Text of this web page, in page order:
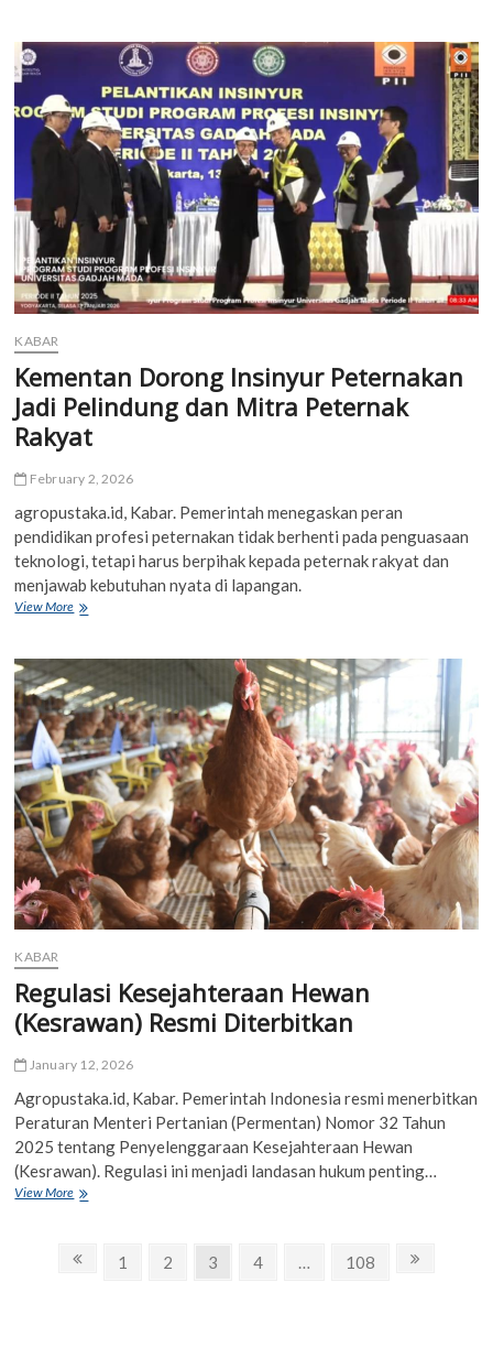
20
Danantara
—
Mengapa
Keahlian
Sawit
Adalah
Kunci?
KABAR
Kementan Dorong Insinyur Peternakan
Jadi Pelindung dan Mitra Peternak
Rakyat
February 2, 2026
agropustaka.id, Kabar. Pemerintah menegaskan peran
pendidikan profesi peternakan tidak berhenti pada penguasaan
teknologi, tetapi harus berpihak kepada peternak rakyat dan
menjawab kebutuhan nyata di lapangan.
View MoreKementan
Peternakan
Jadi
Pelindung
dan
Mitra
Peternak
Rakyat
KABAR
Regulasi Kesejahteraan Hewan
(Kesrawan) Resmi Diterbitkan
January 12, 2026
Agropustaka.id, Kabar. Pemerintah Indonesia resmi menerbitkan
Peraturan Menteri Pertanian (Permentan) Nomor 32 Tahun
2025 tentang Penyelenggaraan Kesejahteraan Hewan
(Kesrawan). Regulasi ini menjadi landasan hukum penting…
View MoreRegulasi
(Kesrawan)
PostsPrevious
Page
1 Page
2 Page
3 Page
4 … Page
108
Next